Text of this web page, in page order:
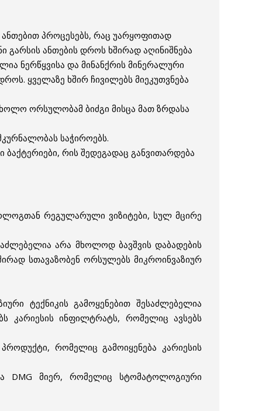
პროცესებს, რაც უარყოფითად
გარსის ანთების დროს ხშირად აღინიშნება
ნერწყვისა და მინანქრის მინერალური
ყველაზე ხშირ ჩივილებს მიეკუთვნება
ორსულობამ ბიძგი მისცა მათ ზრდასა
საჭიროებს.
რის შედეგადაც განვითარდება
რეგულარული ვიზიტები, სულ მცირე
არა მხოლოდ ბავშვის დაბადების
სთავაზობენ ორსულებს მიკროინვაზიურ
ტექნიკის გამოყენებით შესაძლებელია
კარიესის ინფილტრატს, რომელიც ავსებს
რომელიც გამოიყენება კარიესის
DMG მიერ, რომელიც სტომატოლოგიური